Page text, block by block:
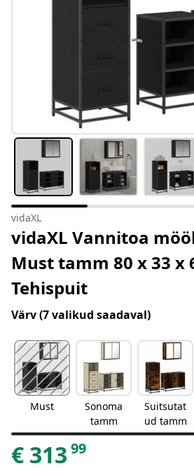
vidaXL
vidaXL Vannitoa
Must tamm 80 x 33 x
Tehispuit
Värv(7 valikud saadaval)
Must
Sonoma
tamm
Suitsutat
ud tamm
€ 313 99